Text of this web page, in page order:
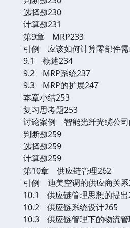
选择题230
计算题231
第9章 MRP233
引例 应该如何计算零部件
9.1 概述234
9.2 MRP系统237
9.3 MRP的扩展247
本章小结253
复习思考题253
讨论案例 智能光纤光缆公司
判断题259
选择题259
计算题259
第10章 供应链管理262
引例 迪美空调的供应商关
10.1 供应链管理思想的提
10.2 供应链系统设计265
10.3 供应链管理下的物流管